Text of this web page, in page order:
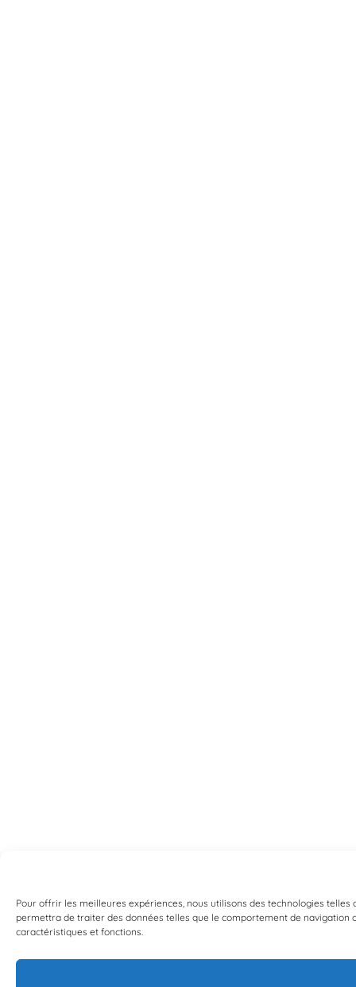
Pour offrir les meilleures expériences, nous utilisons des technologies
permettra de traiter des données telles que le comportement de
caractéristiques et fonctions.